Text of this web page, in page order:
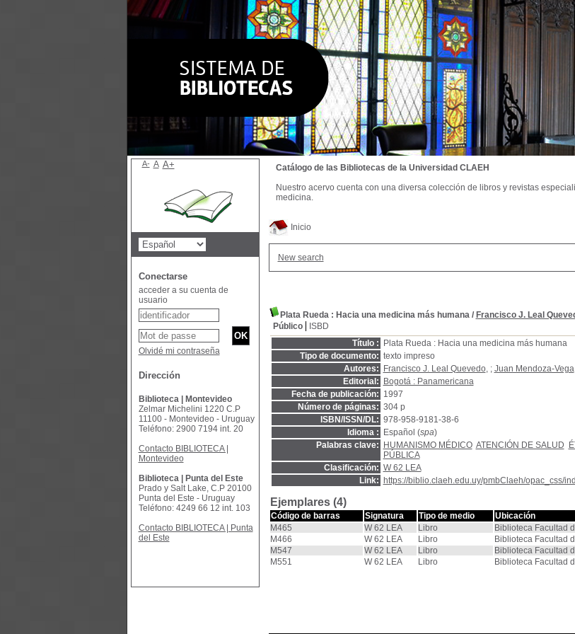
Inicio
New search
Plata Rueda : Hacia una medicina más humana/ Francisco J. Leal
Público
ISBD
Título :
Plata Rueda : Hacia una medicina más humana
Tipo de documento: texto impreso
Autores:
Francisco J. Leal Quevedo, ; Juan Mendoza-Vega
Editorial:
Bogotá : Panamericana
Fecha de publicación: 1997
Número de páginas: 304 p
ISBN/ISSN/DL: 978-958-9181-38-6
Idioma :
Español (spa)
Palabras clave:
HUMANISMO MÉDICO ATENCIÓN DE SALUD
PÚBLICA
Clasificación: W 62 LEA
Link:
https://biblio.claeh.edu.uy/pmbClaeh/opac_css/
Ejemplares (4)
Código de barras Signatura Tipo de medio Ubicación
M465
W 62 LEA Libro Biblioteca Facultad
M466
W 62 LEA Libro Biblioteca Facultad
M547
W 62 LEA Libro Biblioteca Facultad
M551
W 62 LEA Libro Biblioteca Facultad
Catálogo de las Bibliotecas de la Universidad CLAEH
Nuestro acervo cuenta con una diversa colección de libros y revistas
medicina.
A- A A+
Conectarse
acceder a su cuenta de
usuario
Olvidé mi contraseña
Dirección
Biblioteca | Montevideo
Zelmar Michelini 1220 C.P
11100 - Montevideo - Uruguay
Teléfono: 2900 7194 int. 20
Contacto BIBLIOTECA |
Montevideo
Biblioteca | Punta del Este
Prado y Salt Lake, C.P 20100
Punta del Este - Uruguay
Teléfono: 4249 66 12 int. 103
Contacto BIBLIOTECA | Punta
del Este